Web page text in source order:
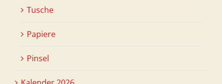
Tusche
Papiere
Pinsel